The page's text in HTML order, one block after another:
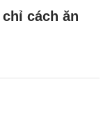
cách ăn